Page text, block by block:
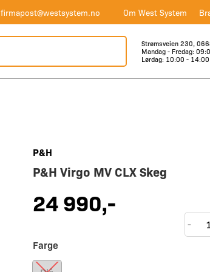
firmapost@westsystem.no Om West System
Strømsveien 230,
Mandag - Fredag:
Lørdag: 10:00 - 14:00
P&H
P&H Virgo MV CLX Skeg
24 990,-
Virgo
-
Farge